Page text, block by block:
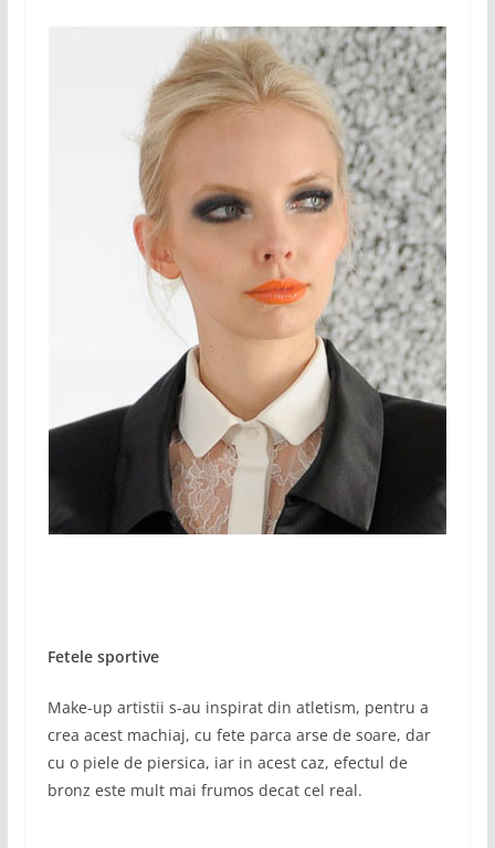
Fetele sportive
Make-up artistii s-au inspirat din atletism, pentru a
crea acest machiaj, cu fete parca arse de soare, dar
cu o piele de piersica, iar in acest caz, efectul de
bronz este mult mai frumos decat cel real.